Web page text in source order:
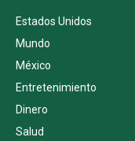
Estados Unidos
Mundo
México
Entretenimiento
Dinero
Salud